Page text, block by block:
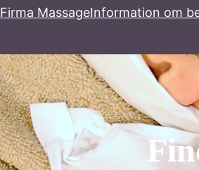
Firma MassageInformation om